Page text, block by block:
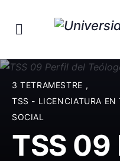
3 TETRAMESTRE ,
TSS - LICENCIATURA EN
SOCIAL
TSS